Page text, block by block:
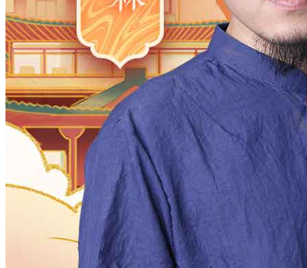
1995 1994 1993 1991
1990
1989
1988 1987 1986 1985
1984
1983
1982 1981 1980 1979 1978
1977
1976
1975 1974 1973 1972
1971
1969 1968 1967 1966 1965
1964
1963
1962 1961 1960 1959
1958
1957
1956 1955 1953 1952
1951
1950
1949 1948 1947
1944
1943 1942 1941 1940 1939
1938
1937
1936 1935 1934 1933
1932
1931
1930 1928 1927 1926
1924
1923 1922 1920
1919
1918
1916 1915 1914
1912
1911
1909 1908 1907
1905
1904 1903 1902 1900
12
11 7